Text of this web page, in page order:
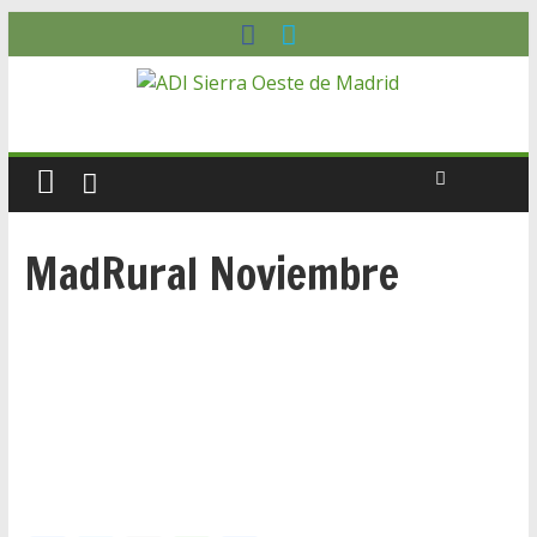
MadRural Noviembre